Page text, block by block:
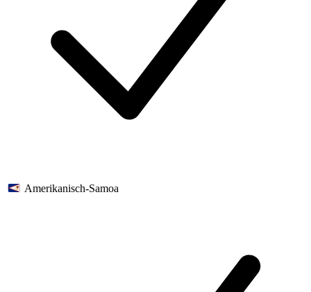
Amerikanisch-Samoa